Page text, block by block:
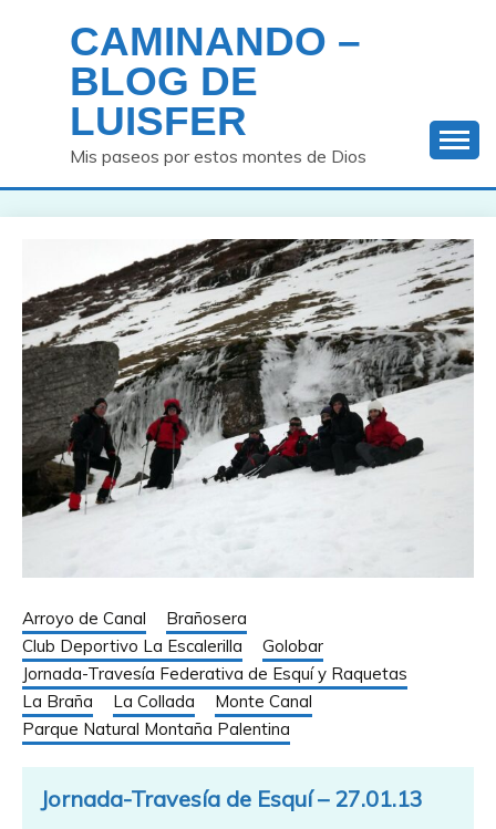
contenido
CAMINANDO –
BLOG DE
LUISFER
Mis paseos por estos montes de Dios
Arroyo de Canal
Brañosera
Club Deportivo La Escalerilla
Golobar
Jornada-Travesía Federativa de Esquí y Raquetas
La Braña
La Collada
Monte Canal
Parque Natural Montaña Palentina
Jornada-Travesía de Esquí – 27.01.13